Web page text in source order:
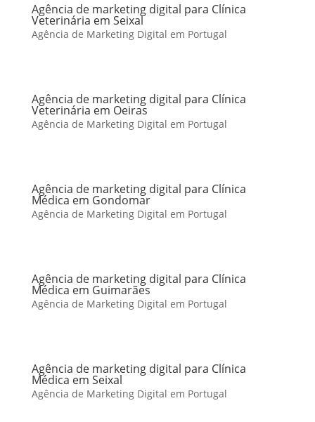
Agência de marketing digital para Clínica
Veterinária em Seixal
Agência de Marketing Digital em Portugal
Agência de marketing digital para Clínica
Veterinária em Oeiras
Agência de Marketing Digital em Portugal
Agência de marketing digital para Clínica
Médica em Gondomar
Agência de Marketing Digital em Portugal
Agência de marketing digital para Clínica
Médica em Guimarães
Agência de Marketing Digital em Portugal
Agência de marketing digital para Clínica
Médica em Seixal
Agência de Marketing Digital em Portugal